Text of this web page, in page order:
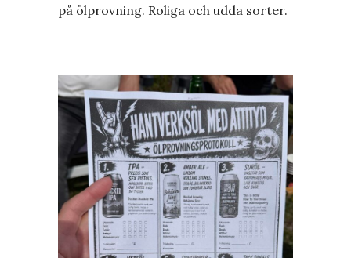
på ölprovning. Roliga och udda sorter.